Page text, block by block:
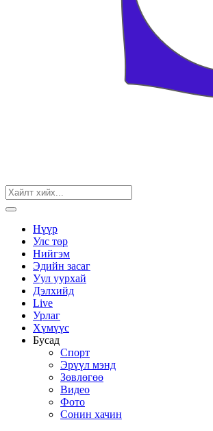
Нүүр
Улс төр
Нийгэм
Эдийн засаг
Уул уурхай
Дэлхийд
Live
Урлаг
Хүмүүс
Бусад
Спорт
Эрүүл мэнд
Зөвлөгөө
Видео
Фото
Сонин хачин